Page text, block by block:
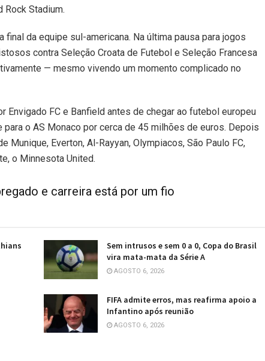
Rock Stadium.
da equipe sul-americana. Na última pausa para jogos
contra Seleção Croata de Futebol e Seleção Francesa
— mesmo vivendo um momento complicado no
Envigado FC e Banfield antes de chegar ao futebol europeu
o AS Monaco por cerca de 45 milhões de euros. Depois
Munique, Everton, Al-Rayyan, Olympiacos, São Paulo FC,
o Minnesota United.
e carreira está por um fio
Sem intrusos e sem 0 a 0, Copa do Brasil
vira mata-mata da Série A
AGOSTO 6, 2026
FIFA admite erros, mas reafirma apoio a
Infantino após reunião
AGOSTO 6, 2026